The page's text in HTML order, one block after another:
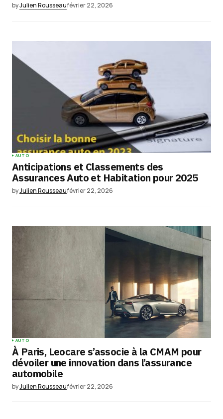
byJulien Rousseaufévrier 22, 2026
AUTO
Anticipations et Classements des
Assurances Auto et Habitation pour 2025
byJulien Rousseaufévrier 22, 2026
AUTO
À Paris, Leocare s’associe à la CMAM pour
dévoiler une innovation dans l’assurance
automobile
byJulien Rousseaufévrier 22, 2026